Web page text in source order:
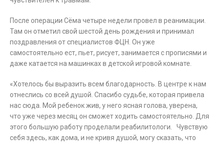
После операции Сёма четыре недели провел в реанимации.
Там он отметил свой шестой день рождения и принимал
поздравления от специалистов ФЦН. Он уже
самостоятельно ест, пьет, рисует, занимается с прописями и
даже катается на машинках в детской игровой комнате.
«Хотелось бы выразить всем благодарность. В центре к нам
отнеслись со всей душой. Спасибо судьбе, которая привела
нас сюда. Мой ребенок жив, у него ясная голова, уверена,
что уже через месяц он сможет ходить самостоятельно. Для
этого большую работу проделали реабилитологи. Чувствую
себя здесь, как дома, и не кривя душой, могу сказать, что